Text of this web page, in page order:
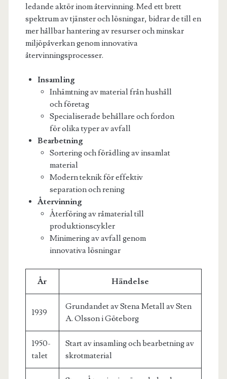
ledande aktör inom återvinning. Med ett brett
spektrum av tjänster och lösningar, bidrar de till en
mer hållbar hantering av resurser och minskar
miljöpåverkan genom innovativa
återvinningsprocesser.
Insamling
Inhämtning av material från hushåll
och företag
Specialiserade behållare och fordon
för olika typer av avfall
Bearbetning
Sortering och förädling av insamlat
material
Modern teknik för effektiv
separation och rening
Återvinning
Återföring av råmaterial till
produktionscykler
Minimering av avfall genom
innovativa lösningar
År Händelse
1939
Grundandet av Stena Metall av Sten
A. Olsson i Göteborg
1950-
talet
Start av insamling och bearbetning av
skrotmaterial